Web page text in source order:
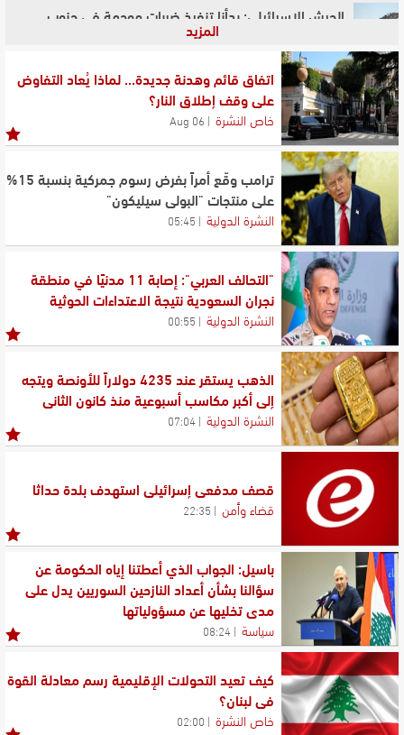
الجيش الإسرائيلي: بدأنا تنفيذ ضرباتٍ موجهة في جنوب
لبنان ردًا على انتهاك صارخ من قبل حزب الله
"مجلس السلام": انسحاب الجيش الإسرائيلي لما وراء "الخط
الأصفر" لن يتم إلا بعد نزع السلاح في غزة
"الصحة" و"اليونيسف" أطلقا الحملة الوطنية للرضاعة وبناء
القدرات في التغذية
الزين ومرقص أطلقا حملة الوقاية من الحرائق: الوقاية الركيزة
الأساسية للحفاظ على الغابات
كالاس عن خطة نزع سلاح "حماس": سيتعين على إسرائيل
الانسحاب من غزة في نهاية المطاف
المزيد
اتفاق قائم وهدنة جديدة... لماذا يُعاد التفاوض
على وقف إطلاق النار؟
خاص النشرة 06 Aug
ترامب وقّع أمراً بفرض رسوم جمركية بنسبة 15%
على منتجات "البولي سيليكون"
النشرة الدولية 05:45
"التحالف العربي": إصابة 11 مدنيًا في منطقة
نجران السعودية نتيجة الاعتداءات الحوثية
النشرة الدولية 00:55
الذهب يستقر عند 4235 دولاراً للأونصة ويتجه
إلى أكبر مكاسب أسبوعية منذ كانون الثاني
النشرة الدولية 07:04
قصف مدفعي إسرائيلي استهدف بلدة حداثا
قضاء وأمن 22:35
باسيل: الجواب الذي أعطتنا إياه الحكومة عن
سؤالنا بشأن أعداد النازحين السوريين يدل على
مدى تخليها عن مسؤولياتها
سياسة 08:24
كيف تعيد التحولات الإقليمية رسم معادلة القوة
في لبنان؟
خاص النشرة 02:00